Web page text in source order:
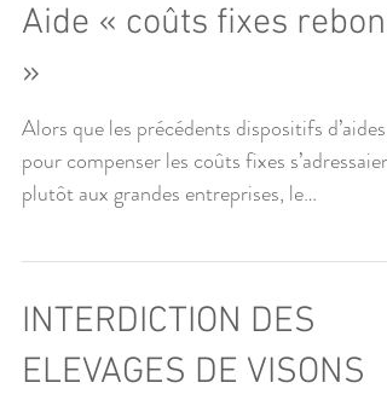
Aide « coûts fixes rebond
»
Alors que les précédents dispositifs d’aides
pour compenser les coûts fixes s’adressaient
plutôt aux grandes entreprises, le
INTERDICTION DES
ELEVAGES DE VISONS